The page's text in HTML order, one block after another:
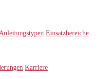
Einsatzbereiche
Karriere